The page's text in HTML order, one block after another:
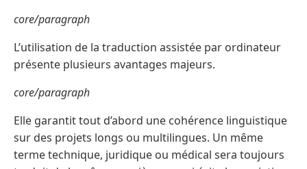
core/paragraph
L’utilisation de la traduction assistée par ordinateur
présente plusieurs avantages majeurs.
core/paragraph
Elle garantit tout d’abord une cohérence linguistique
sur des projets longs ou multilingues. Un même
terme technique, juridique ou médical sera toujours